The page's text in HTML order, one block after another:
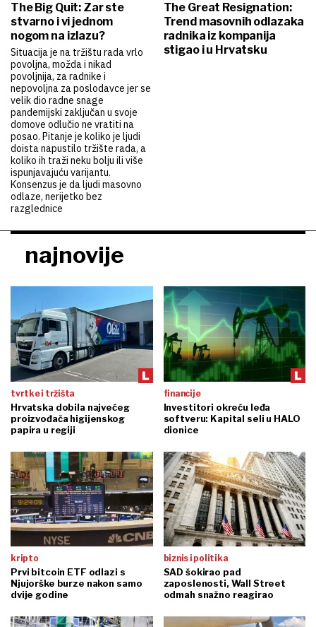
tvrtki
The Big Quit: Zar ste
stvarno i vi jednom
nogom na izlazu?
Situacija je na tržištu rada vrlo
povoljna, možda i nikad
povoljnija, za radnike i
nepovoljna za poslodavce jer se
velik dio radne snage
pandemijski zaključan u svoje
domove odlučio ne vratiti na
posao. Pitanje je koliko je ljudi
doista napustilo tržište rada, a
koliko ih traži neku bolju ili više
ispunjavajuću varijantu.
Konsenzus je da ljudi masovno
odlaze, nerijetko bez
razglednice
The Great Resignation:
Trend masovnih odlazaka
radnika iz kompanija
stigao i u Hrvatsku
najnovije
tvrtke i tržišta
Hrvatska dobila najvećeg
proizvođača higijenskog
papira u regiji
financije
Investitori okreću leđa
softveru: Kapital seli u HALO
dionice
kripto
Prvi bitcoin ETF odlazi s
Njujorške burze nakon samo
dvije godine
biznis i politika
SAD šokirao pad
zaposlenosti, Wall Street
odmah snažno reagirao